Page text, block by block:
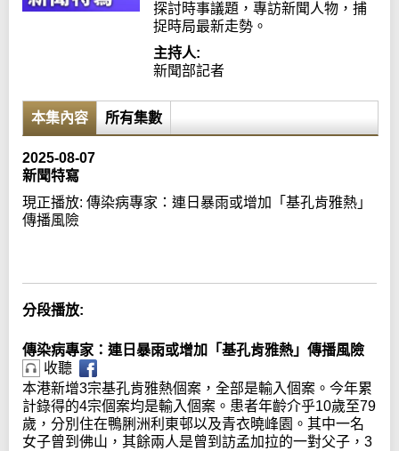
探討時事議題，專訪新聞人物，捕
捉時局最新走勢。
主持人:
新聞部記者
本集內容 所有集數
2025-08-07
新聞特寫
現正播放: 傳染病專家：連日暴雨或增加「基孔肯雅熱」
傳播風險
分段播放:
傳染病專家：連日暴雨或增加「基孔肯雅熱」傳播風險
收聽
本港新增3宗基孔肯雅熱個案，全部是輸入個案。今年累
計錄得的4宗個案均是輸入個案。患者年齡介乎10歲至79
歲，分別住在鴨脷洲利東邨以及青衣曉峰園。其中一名
女子曾到佛山，其餘兩人是曾到訪孟加拉的一對父子，3